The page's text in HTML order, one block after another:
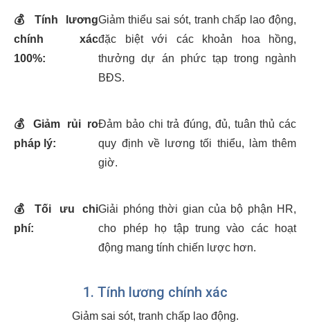
💰
Tính lương
chính xác
100%:
Giảm thiểu sai sót, tranh chấp lao động,
đặc biệt với các khoản hoa hồng,
thưởng dự án phức tạp trong ngành
BĐS.
💰
Giảm rủi ro
pháp lý:
Đảm bảo chi trả đúng, đủ, tuân thủ các
quy định về lương tối thiểu, làm thêm
giờ.
💰
Tối ưu chi
phí:
Giải phóng thời gian của bộ phận HR,
cho phép họ tập trung vào các hoạt
động mang tính chiến lược hơn.
1. Tính lương chính xác
Giảm sai sót, tranh chấp lao động.